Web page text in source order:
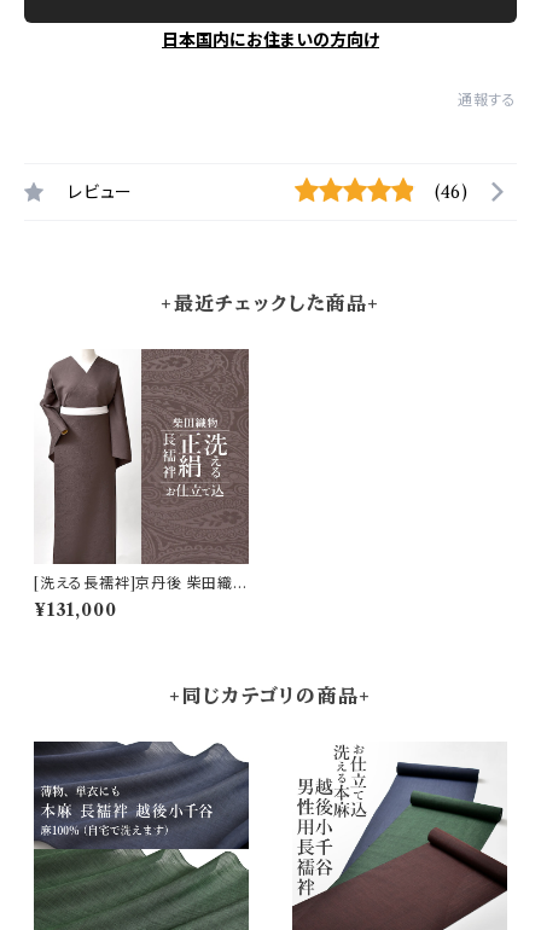
日本国内にお住まいの方向け
通報する
レビュー (46)
+最近チェックした商品+
[洗える長襦袢]京丹後 柴田織物
謹製 洗える絹の長襦袢『SHID
ORI』ペイズリー 正絹 日本製
¥131,000
+同じカテゴリの商品+